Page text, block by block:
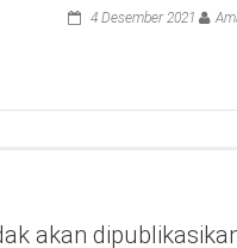
4 Desember 2021
akan